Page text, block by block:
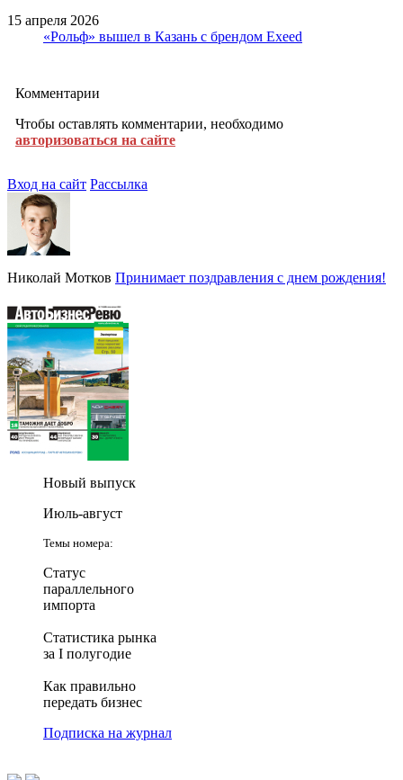
15 апреля 2026
«Рольф» вышел в Казань с брендом Exeed
Комментарии
Чтобы оставлять комментарии, необходимо
авторизоваться на сайте
Вход на сайт Рассылка
Николай Мотков Принимает поздравления с днем рождения!
Новый выпуск
Июль-август
Темы номера:
Статус
параллельного
импорта
Статистика рынка
за I полугодие
Как правильно
передать бизнес
Подписка на журнал